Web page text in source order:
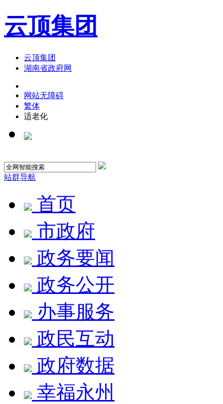
云顶集团
云顶集团
湖南省政府网
网站无障碍
繁体
适老化
站群导航
首页
市政府
政务要闻
政务公开
办事服务
政民互动
政府数据
幸福永州